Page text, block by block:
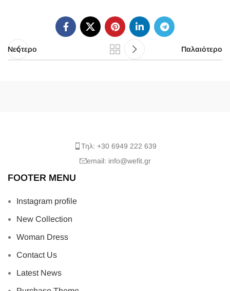
Νεότερο Παλαιότερο
Τηλ: +30 6949 222 639
email: info@wefit.gr
FOOTER MENU
Instagram profile
New Collection
Woman Dress
Contact Us
Latest News